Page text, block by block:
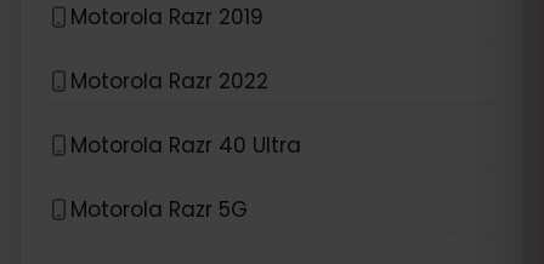
Motorola Razr 2019
Motorola Razr 2022
Motorola Razr 40 Ultra
Motorola Razr 5G